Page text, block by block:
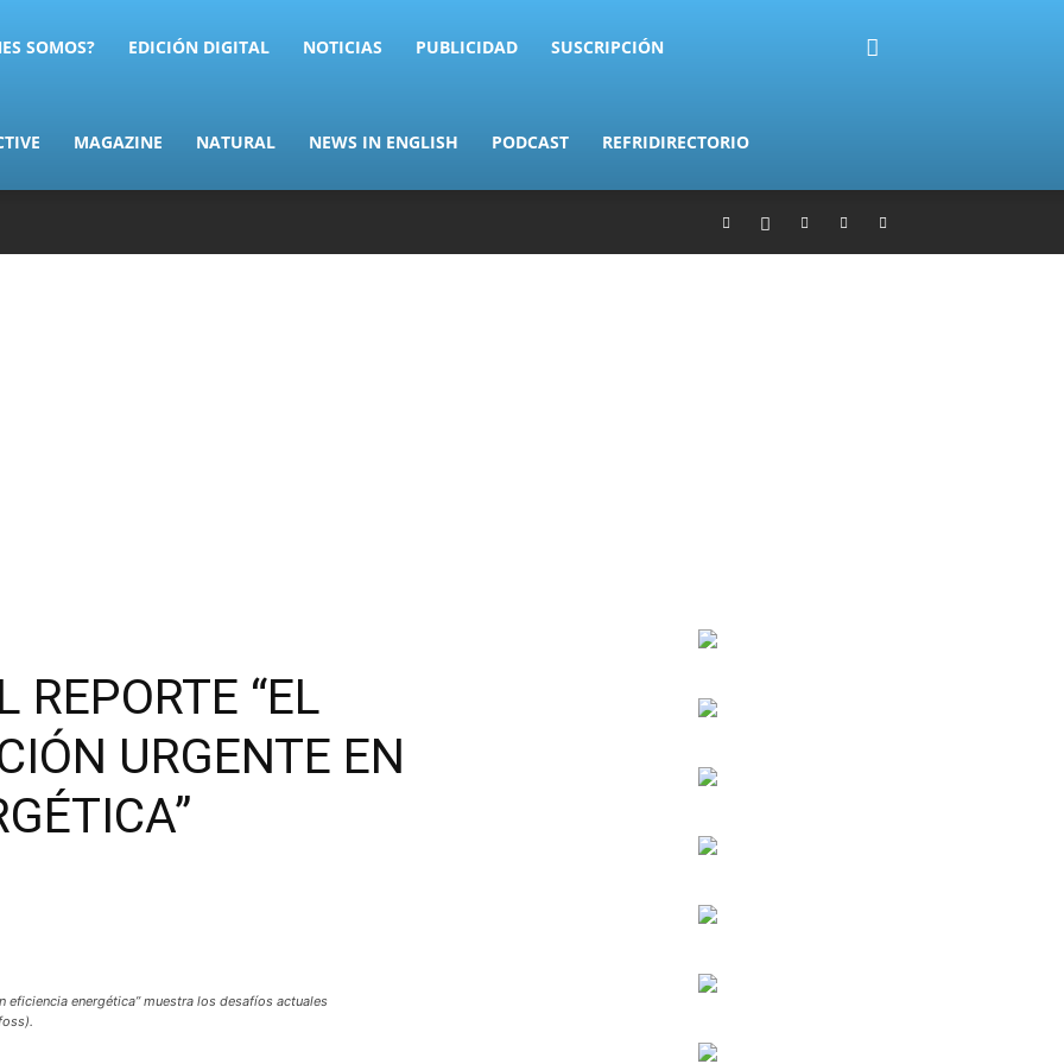
SOMOS? EDICIÓN DIGITAL NOTICIAS PUBLICIDAD SUSCRIPCIÓN
MAGAZINE NATURAL NEWS IN ENGLISH PODCAST REFRIDIRECTORIO
REPORTE “EL
URGENTE EN
eficiencia energética” muestra los desafíos actuales